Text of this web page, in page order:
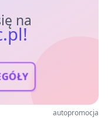
na
autopromocja